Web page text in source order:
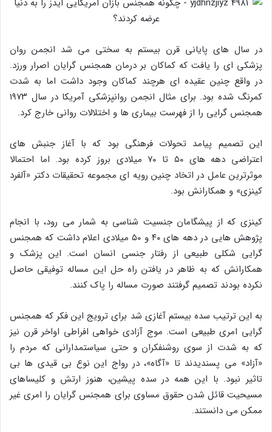
در سال‌ های پایانی قرن بیستم به سختی می‌ شد انجمن روان‌
پزشکی‌ ای را یافت که کماکان بر درمان همجنس‌ گرایان اصرار ورزد.
در واقع چنین عقیده‌ ای هرچند کماکان وجود داشت اما به‌ شدت
کمرنگ شده بود. برای مثال انجمن روانپزشکی آمریکا در سال ۱۹۷۳
همجنس‌ گرایی را از فهرست بیماری‌ ها و اختلالات روانی خارج کرد.
این تصمیم پیامد تحولات فرهنگی بود که با آغاز جنبش‌ های
اعتراضی دهه‌ های ۵۰ تا ۷۰ میلادی بروز کرده بود. اما احتمالا
موثرترین عامل در اتخاد چنین رویه‌ ای مجموعه تحقیقات دکتر «آلفرد
کینزی» و همکارانش بود.
کینزی که از پیشگامان جنسیت‌ شناسی به‌ شمار می‌ رود، با انجام
پژوهش‌ هایی در دهه‌ های ۴۰ و ۵۰ میلادی اعلام داشت که همجنس‌
گرایی شکلی طبیعی از رفتار جنسی انسان است. این پزشک و
همکارانش که به ظاهر در یافتن راه حل این مساله توفیقی حاصل
نکرده بودند تصمیم گرفتند صورت مساله را پاک کنند.
به این ترتیب سده بیستم آغازی شد برای ترویج این فکر که همجنس‌
گرایی امری طبیعی است. موج آزادی‌ خواهی افراطی اواخر قرن نیز
که به‌ شدت از سوی روشنفکران و حتی سیاستمدارانی که مردم را
«آزاد» می‌ پسندیدند تا «آگاه»، در رواج این نوع بی‌ قیدی‌ ها بی‌
تاثیر نبود. با این همه در سده پیشین، هنوز ارتش و کلیساهای
مسیحیت قائل شدن حقوق مساوی برای همجنس‌ گرایان را امری غیر
ممکن می‌ دانستند.